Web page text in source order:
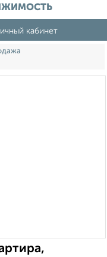
кабинет